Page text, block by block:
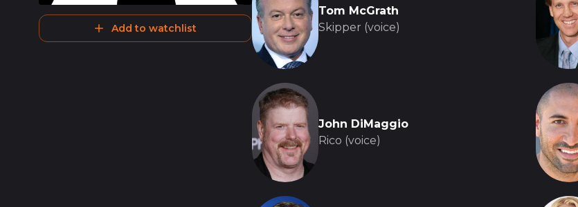
Add to watchlist
Tom McGrath
Skipper (voice)
John DiMaggio
Rico (voice)